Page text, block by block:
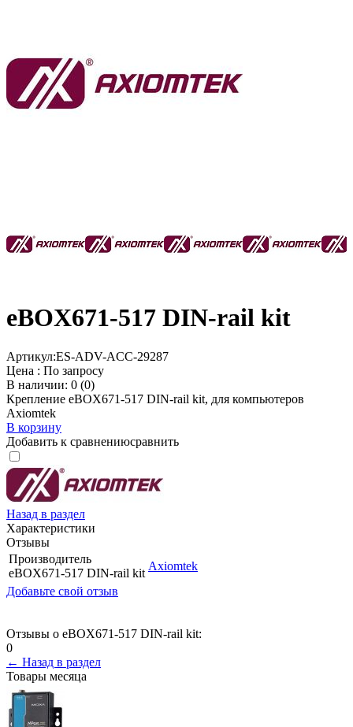
eBOX671-517 DIN-rail kit
Артикул:ES-ADV-ACC-29287
Цена : По запросу
В наличии: 0 (0)
Крепление eBOX671-517 DIN-rail kit, для компьютеров
Axiomtek
В корзину
Добавить к сравнениюсравнить
Назад в раздел
Характеристики
Отзывы
Производитель
eBOX671-517 DIN-rail kit
Axiomtek
Добавьте свой отзыв
Отзывы о eBOX671-517 DIN-rail kit:
0
← Назад в раздел
Товары месяца